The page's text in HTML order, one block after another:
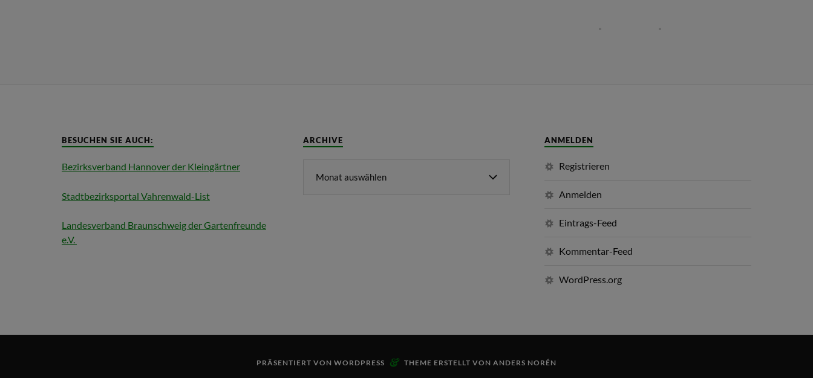
BESUCHEN SIE AUCH:
Bezirksverband Hannover der Kleingärtner
Stadtbezirksportal Vahrenwald-List
Landesverband Braunschweig der Gartenfreunde
e.V.
ARCHIVE ANMELDEN
Registrieren
Anmelden
Eintrags-Feed
Kommentar-Feed
WordPress.org
PRÄSENTIERT VON WORDPRESS & THEME ERSTELLT VON ANDERS NORÉN